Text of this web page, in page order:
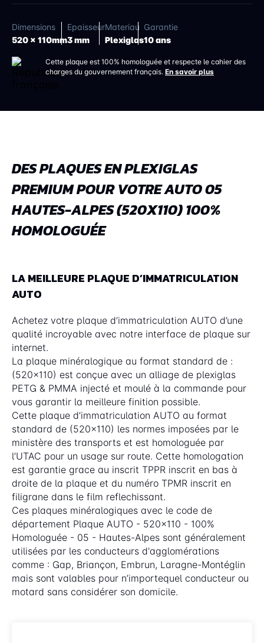
Dimensions
520 x 110mm
Epaisseur
3 mm
Materiau
Plexiglas
Garantie
10 ans
Cette plaque est 100% homologuée et respecte le cahier des
charges du gouvernement français. En savoir plus
DES PLAQUES EN PLEXIGLAS
PREMIUM POUR VOTRE AUTO 05
HAUTES-ALPES (520X110) 100%
HOMOLOGUÉE
LA MEILLEURE PLAQUE D’IMMATRICULATION
AUTO
Achetez votre plaque d’immatriculation AUTO d’une
qualité incroyable avec notre interface de plaque sur
internet.
La plaque minéralogique au format standard de :
(520x110) est conçue avec un alliage de plexiglas
PETG & PMMA injecté et moulé à la commande pour
vous garantir la meilleure finition possible.
Cette plaque d’immatriculation AUTO au format
standard de (520x110) les normes imposées par le
ministère des transports et est homologuée par
l’UTAC pour un usage sur route. Cette homologation
est garantie grace au inscrit TPPR inscrit en bas à
droite de la plaque et du numéro TPMR inscrit en
filigrane dans le film reflechissant.
Ces plaques minéralogiques avec le code de
département Plaque AUTO - 520x110 - 100%
Homologuée - 05 - Hautes-Alpes sont généralement
utilisées par les conducteurs d'agglomérations
comme : Gap, Briançon, Embrun, Laragne-Montéglin
mais sont valables pour n’importequel conducteur ou
motard sans considérer son domicile.